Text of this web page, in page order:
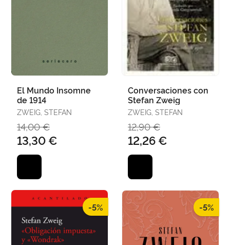
El Mundo Insomne
de 1914
ZWEIG, STEFAN
14,00 €
13,30 €
Conversaciones con
Stefan Zweig
ZWEIG, STEFAN
12,90 €
12,26 €
-5% -5%